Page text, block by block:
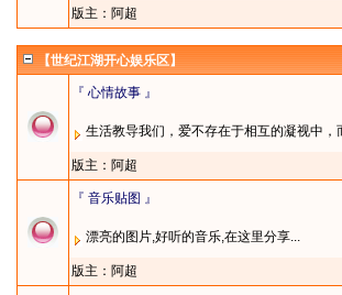
版主： 阿超
【世纪江湖开心娱乐区】
『 心情故事 』
生活教导我们，爱不存在于相互的凝视中
版主： 阿超
『 音乐贴图 』
漂亮的图片,好听的音乐,在这里分享...
版主： 阿超